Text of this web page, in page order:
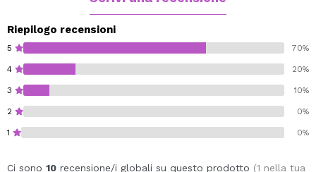
Riepilogo recensioni
5 70%
4 20%
3 10%
2 0%
1 0%
Ci sono 10 recensione/i globali su questo prodotto (1 nella tua